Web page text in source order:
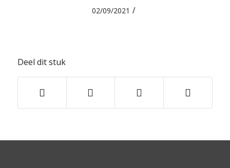
02/09/2021 /
Deel dit stuk